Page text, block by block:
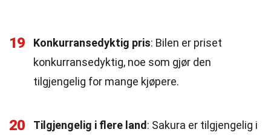
19 Konkurransedyktig pris: Bilen er priset
konkurransedyktig, noe som gjør den
tilgjengelig for mange kjøpere.
20 Tilgjengelig i flere land : Sakura er tilgjengelig i